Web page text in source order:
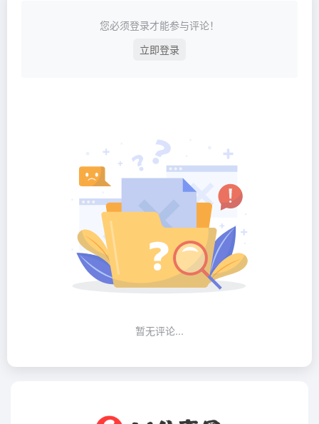
您必须登录才能参与评论！
立即登录
暂无评论...